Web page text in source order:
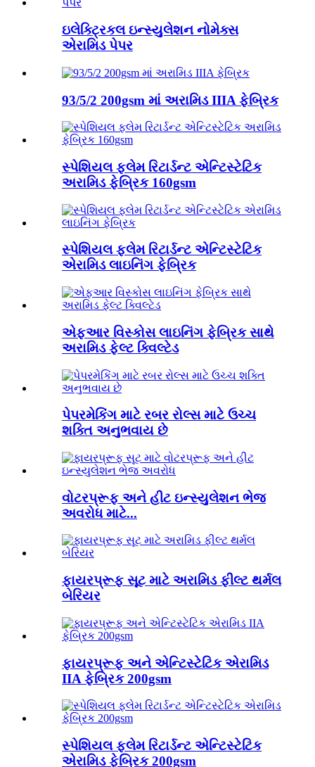
ઇલેક્ટ્રિકલ ઇન્સ્યુલેશન નોમેક્સ
એરામિડ પેપર
93/5/2 200gsm માં અરામિડ IIIA ફેબ્રિક
સ્પેશિયલ ફ્લેમ રિટાર્ડન્ટ એન્ટિસ્ટેટિક
અરામિડ ફેબ્રિક 160gsm
સ્પેશિયલ ફ્લેમ રિટાર્ડન્ટ એન્ટિસ્ટેટિક
એરામિડ લાઇનિંગ ફેબ્રિક
એફઆર વિસ્કોસ લાઇનિંગ ફેબ્રિક સાથે
અરામિડ ફેલ્ટ ક્વિલ્ટેડ
પેપરમેકિંગ માટે રબર રોલ્સ માટે ઉચ્ચ
શક્તિ અનુભવાય છે
વોટરપ્રૂફ અને હીટ ઇન્સ્યુલેશન ભેજ
અવરોધ માટે...
ફાયરપ્રૂફ સૂટ માટે અરામિડ ફીલ્ટ થર્મલ
બેરિયર
ફાયરપ્રૂફ અને એન્ટિસ્ટેટિક એરામિડ
IIA ફેબ્રિક 200gsm
સ્પેશિયલ ફ્લેમ રિટાર્ડન્ટ એન્ટિસ્ટેટિક
એરામિડ ફેબ્રિક 200gsm